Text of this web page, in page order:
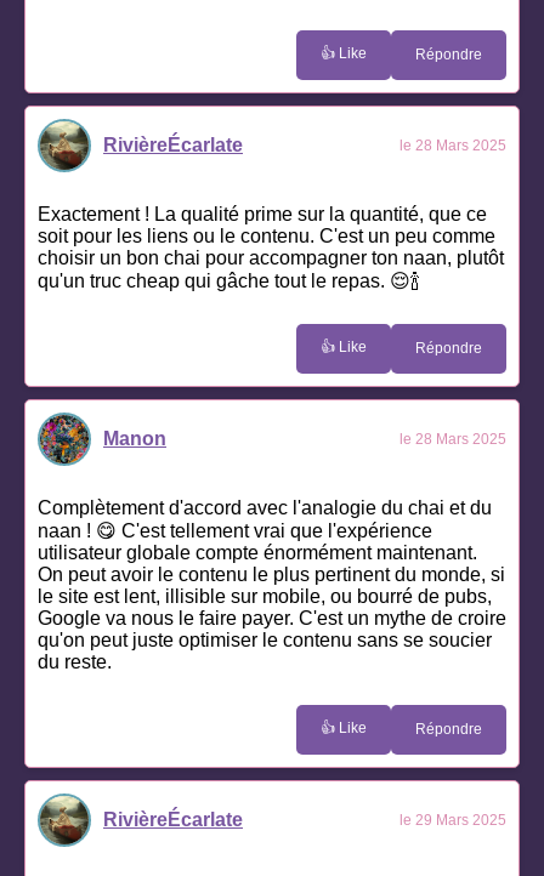
👍 Like Répondre
RivièreÉcarlate le 28 Mars 2025
Exactement ! La qualité prime sur la quantité, que ce
soit pour les liens ou le contenu. C'est un peu comme
choisir un bon chai pour accompagner ton naan, plutôt
qu'un truc cheap qui gâche tout le repas. 😌🍾
👍 Like Répondre
Manon le 28 Mars 2025
Complètement d'accord avec l'analogie du chai et du
naan ! 😋 C'est tellement vrai que l'expérience
utilisateur globale compte énormément maintenant.
On peut avoir le contenu le plus pertinent du monde, si
le site est lent, illisible sur mobile, ou bourré de pubs,
Google va nous le faire payer. C'est un mythe de croire
qu'on peut juste optimiser le contenu sans se soucier
du reste.
👍 Like Répondre
RivièreÉcarlate le 29 Mars 2025